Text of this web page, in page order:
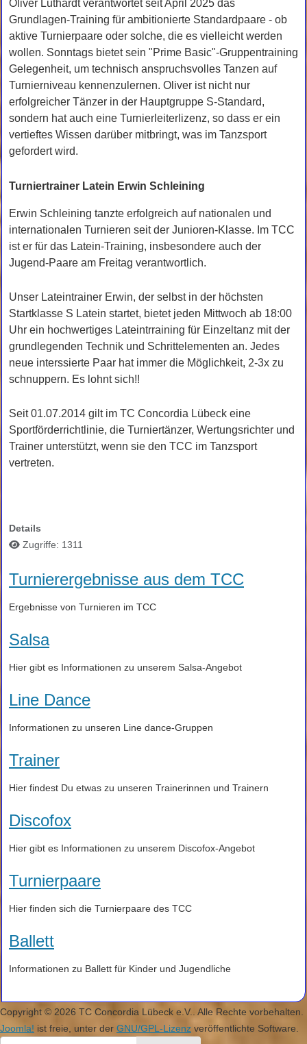
Oliver Luthardt verantwortet seit April 2025 das
Grundlagen-Training für ambitionierte Standardpaare - ob
aktive Turnierpaare oder solche, die es vielleicht werden
wollen. Sonntags bietet sein "Prime Basic"-Gruppentraining
Gelegenheit, um technisch anspruchsvolles Tanzen auf
Turnierniveau kennenzulernen. Oliver ist nicht nur
erfolgreicher Tänzer in der Hauptgruppe S-Standard,
sondern hat auch eine Turnierleiterlizenz, so dass er ein
vertieftes Wissen darüber mitbringt, was im Tanzsport
gefordert wird.
Turniertrainer Latein Erwin Schleining
Erwin Schleining tanzte erfolgreich auf nationalen und
internationalen Turnieren seit der Junioren-Klasse. Im TCC
ist er für das Latein-Training, insbesondere auch der
Jugend-Paare am Freitag verantwortlich.
Unser Lateintrainer Erwin, der selbst in der höchsten
Startklasse S Latein startet, bietet jeden Mittwoch ab 18:00
Uhr ein hochwertiges Lateintrraining für Einzeltanz mit der
grundlegenden Technik und Schrittelementen an. Jedes
neue interssierte Paar hat immer die Möglichkeit, 2-3x zu
schnuppern. Es lohnt sich!!
Seit 01.07.2014 gilt im TC Concordia Lübeck eine
Sportförderrichtlinie, die Turniertänzer, Wertungsrichter und
Trainer unterstützt, wenn sie den TCC im Tanzsport
vertreten.
Details
Zugriffe: 1311
Turnierergebnisse aus dem TCC
Ergebnisse von Turnieren im TCC
Salsa
Hier gibt es Informationen zu unserem Salsa-Angebot
Line Dance
Informationen zu unseren Line dance-Gruppen
Trainer
Hier findest Du etwas zu unseren Trainerinnen und Trainern
Discofox
Hier gibt es Informationen zu unserem Discofox-Angebot
Turnierpaare
Hier finden sich die Turnierpaare des TCC
Ballett
Informationen zu Ballett für Kinder und Jugendliche
Copyright © 2026 TC Concordia Lübeck e.V.. Alle Rechte vorbehalten.
Joomla! ist freie, unter der GNU/GPL-Lizenz veröffentlichte Software.